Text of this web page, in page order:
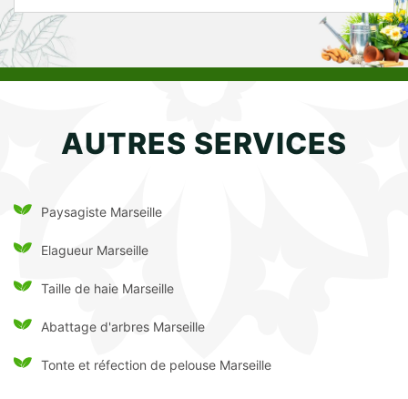
AUTRES SERVICES
Paysagiste Marseille
Elagueur Marseille
Taille de haie Marseille
Abattage d'arbres Marseille
Tonte et réfection de pelouse Marseille